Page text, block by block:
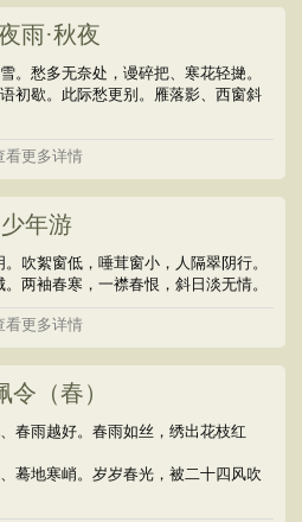
雨·秋夜
。愁多无奈处，谩碎把、寒花轻撧。
初歇。此际愁更别。雁落影、西窗斜
看更多详情
少年游
吹絮窗低，唾茸窗小，人隔翠阴行。
两袖春寒，一襟春恨，斜日淡无情。
看更多详情
令（春）
春雨越好。春雨如丝，绣出花枝红
蓦地寒峭。岁岁春光，被二十四风吹